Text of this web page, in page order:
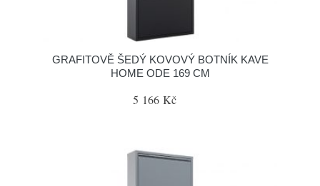
GRAFITOVĚ ŠEDÝ KOVOVÝ BOTNÍK KAVE
HOME ODE 169 CM
5 166 Kč